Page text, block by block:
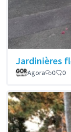
Jardinières
Agora 0 0